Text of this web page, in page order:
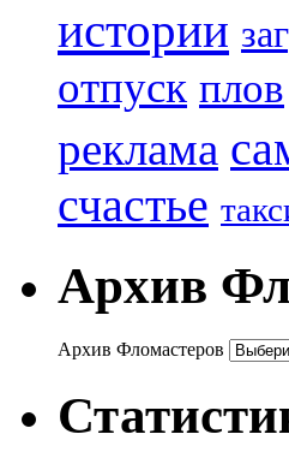
истории
отпуск плов
реклама
счастье
Архив
Архив Фломастеров